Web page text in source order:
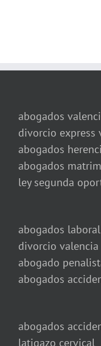
abogados
divorcio express
abogados
abogados
ley segunda
abogados
divorcio valencia
abogado
abogados
abogados
latigazo cervical